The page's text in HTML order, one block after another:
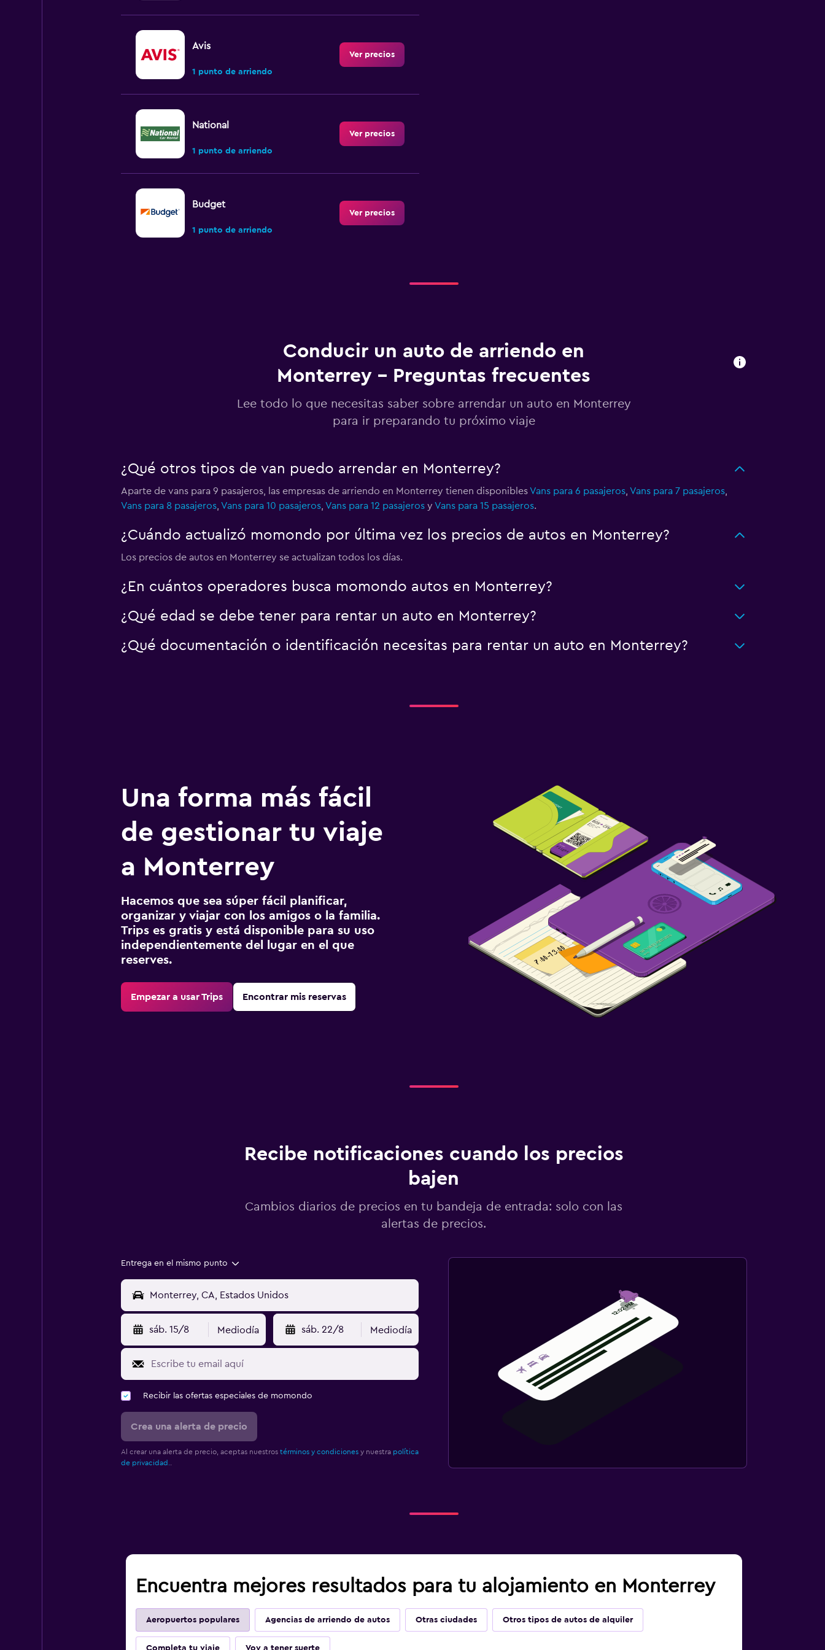
Avis
1 punto de arriendo
Ver precios
National
1 punto de arriendo
Ver precios
Budget
1 punto de arriendo
Ver precios
Ver precios
1 punto de arriendo
Ver precios
Conducir un auto de arriendo en
Monterrey - Preguntas frecuentes
Lee todo lo que necesitas saber sobre arrendar un auto en Monterrey
para ir preparando tu próximo viaje
¿Qué otros tipos de van puedo arrendar en Monterrey?
Aparte de vans para 9 pasajeros, las empresas de arriendo en Monterrey tienen disponiblesVans para 6 pasajeros, Vans para 7 pasajeros,
Vans para 8 pasajeros, Vans para 10 pasajeros, Vans para 12 pasajerosy Vans para 15 pasajeros.
¿Cuándo actualizó momondo por última vez los precios de autos en Monterrey?
Los precios de autos en Monterrey se actualizan todos los días.
¿En cuántos operadores busca momondo autos en Monterrey?
¿Qué edad se debe tener para rentar un auto en Monterrey?
¿Qué documentación o identificación necesitas para rentar un auto en Monterrey?
Una forma más fácil
de gestionar tu viaje
a Monterrey
Hacemos que sea súper fácil planificar,
organizar y viajar con los amigos o la familia.
Trips es gratis y está disponible para su uso
independientemente del lugar en el que
reserves.
Empezar a usar Trips Encontrar mis reservas
Recibe notificaciones cuando los precios
bajen
Cambios diarios de precios en tu bandeja de entrada: solo con las
alertas de precios.
Entrega en el mismo punto
sáb. 15/8 Mediodía sáb. 22/8 Mediodía
Recibir las ofertas especiales de momondo
Crea una alerta de precio
Al crear una alerta de precio, aceptas nuestros términos y condicionesy nuestra política
de privacidad.
Encuentra mejores resultados para tu alojamiento en Monterrey
Aeropuertos populares Agencias de arriendo de autos Otras ciudades Otros tipos de autos de alquiler
Completa tu viaje Voy a tener suerte